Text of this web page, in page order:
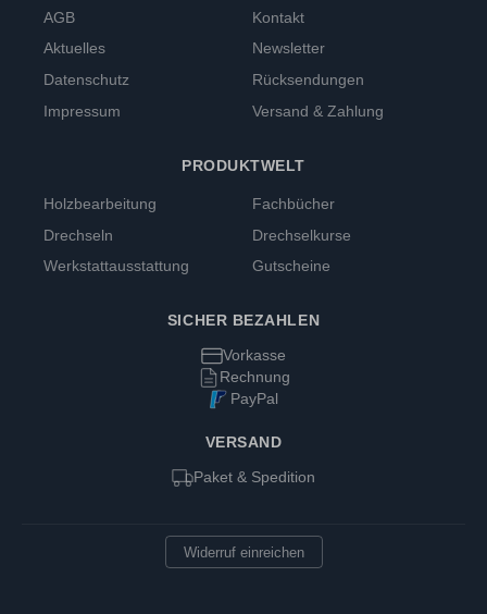
AGB
Aktuelles
Datenschutz
Impressum
Kontakt
Newsletter
Rücksendungen
Versand & Zahlung
PRODUKTWELT
Holzbearbeitung
Drechseln
Werkstattausstattung
Fachbücher
Drechselkurse
Gutscheine
SICHER BEZAHLEN
Vorkasse
Rechnung
PayPal
VERSAND
Paket & Spedition
Widerruf einreichen